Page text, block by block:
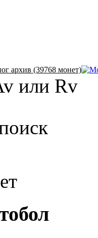
архив (39768 монет)
или Rv